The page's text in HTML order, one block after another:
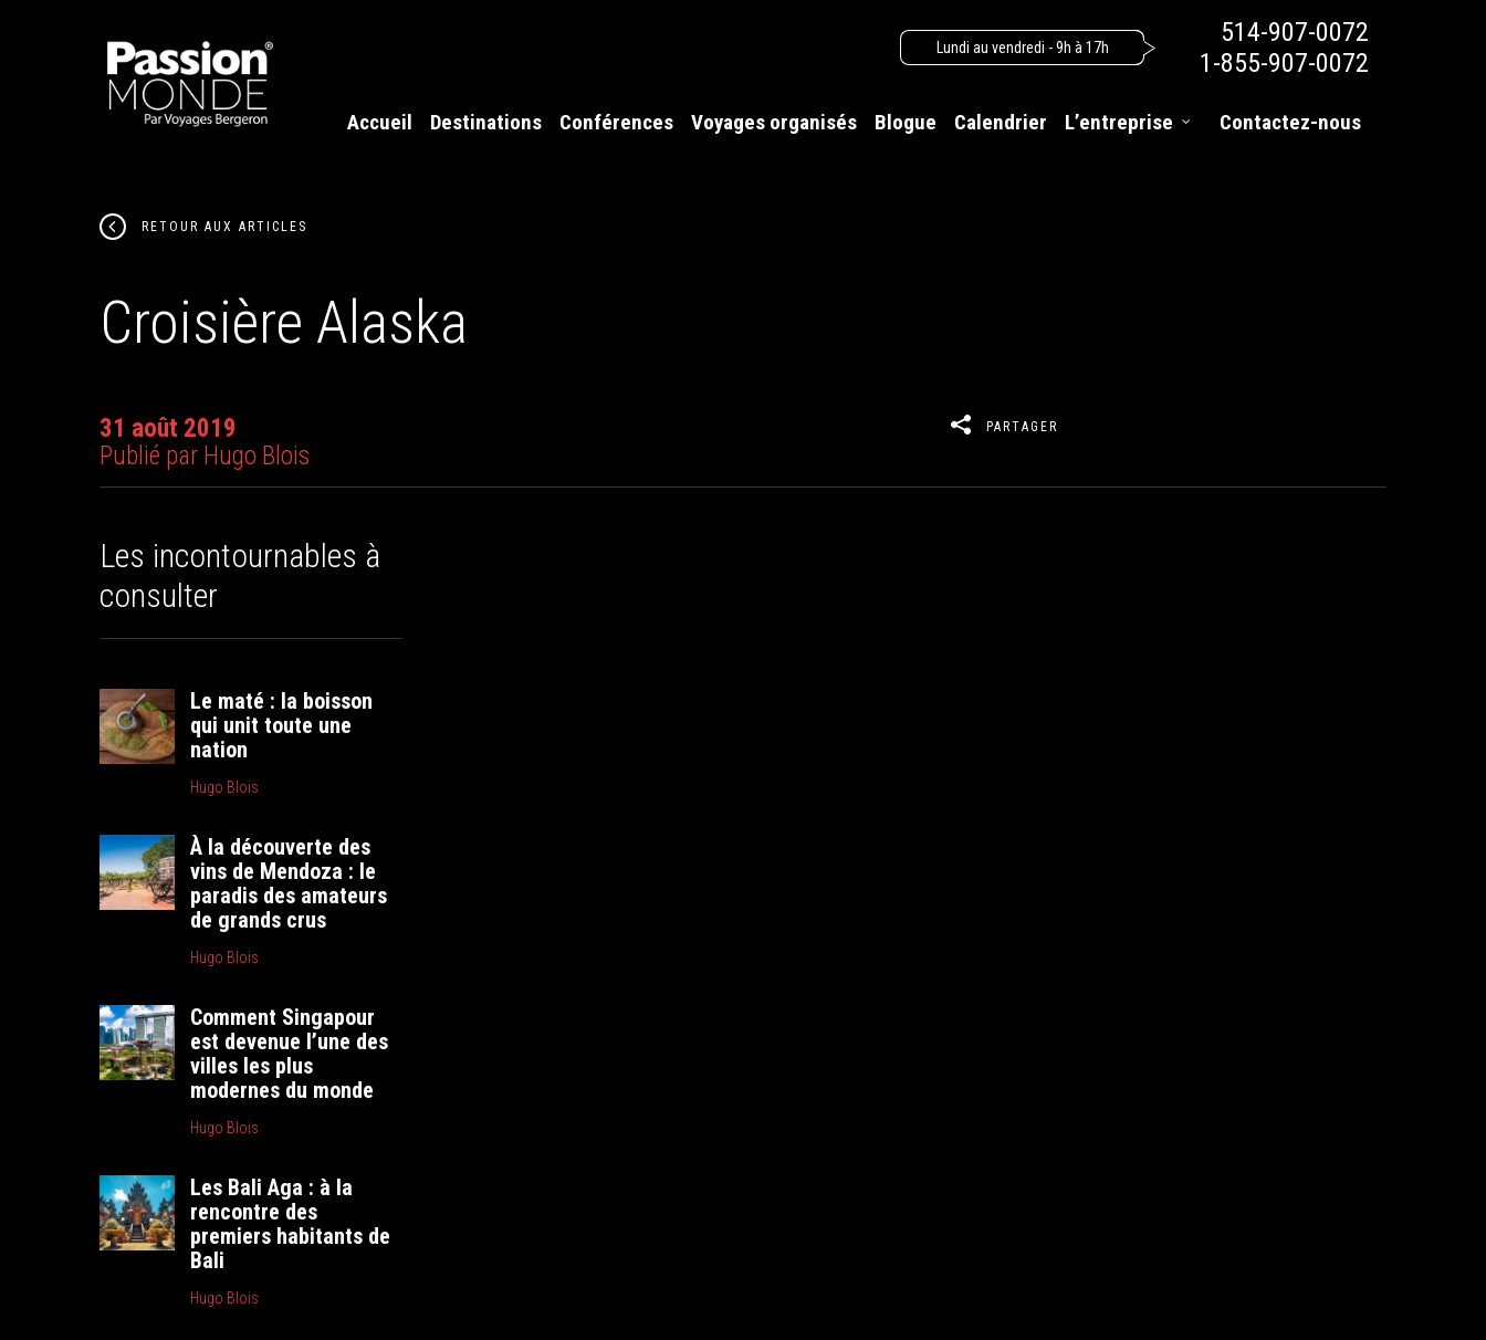
Lundi au vendredi - 9h à 17h
514-907-0072
1-855-907-0072
Accueil Destinations Conférences Voyages organisés Blogue Calendrier L’entreprise Contactez-nous
RETOUR AUX ARTICLES
Croisière Alaska
31 août 2019
Publié par Hugo Blois
PARTAGER
Les incontournables à
consulter
Le maté : la boisson
qui unit toute une
nation
Hugo Blois
À la découverte des
vins de Mendoza : le
paradis des amateurs
de grands crus
Hugo Blois
Comment Singapour
est devenue l’une des
villes les plus
modernes du monde
Hugo Blois
Les Bali Aga : à la
rencontre des
premiers habitants de
Bali
Hugo Blois